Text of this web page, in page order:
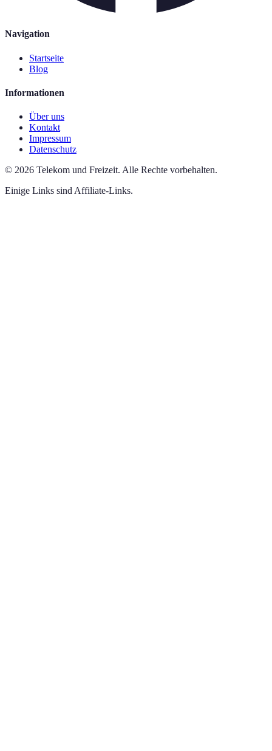
Navigation
Startseite
Blog
Informationen
Über uns
Kontakt
Impressum
Datenschutz
© 2026 Telekom und Freizeit. Alle Rechte vorbehalten.
Einige Links sind Affiliate-Links.